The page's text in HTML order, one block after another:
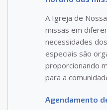
A Igreja de
missas em
necessidades
especiais são
proporcionando
para a
Agendamento